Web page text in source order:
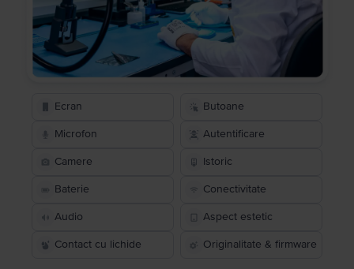
Ecran Butoane
Microfon Autentificare
Camere Istoric
Baterie Conectivitate
Audio Aspect estetic
Contact cu lichide Originalitate & firmware